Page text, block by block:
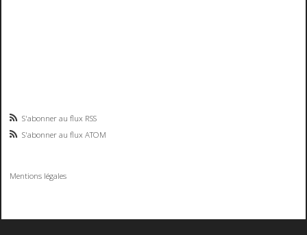
S'abonner au flux RSS
S'abonner au flux ATOM
Mentions légales